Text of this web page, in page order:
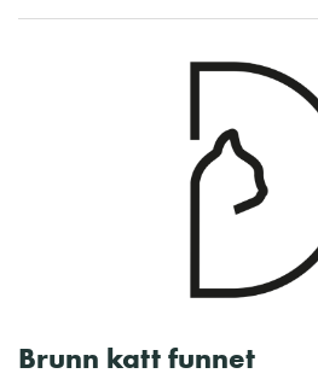
Brunn katt funnet